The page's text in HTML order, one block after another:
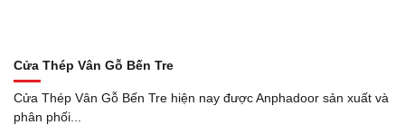
Cửa Thép Vân Gỗ Bến Tre
Cửa Thép Vân Gỗ Bến Tre hiện nay được Anphadoor sản xuất và
phân phối...